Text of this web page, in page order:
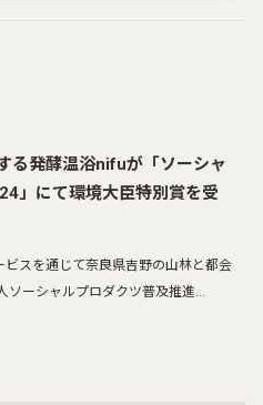
る発酵温浴nifuが「ソーシャ
」にて環境大臣特別賞を受
スを通じて奈良県吉野の山林と都会
ソーシャルプロダクツ普及推進…